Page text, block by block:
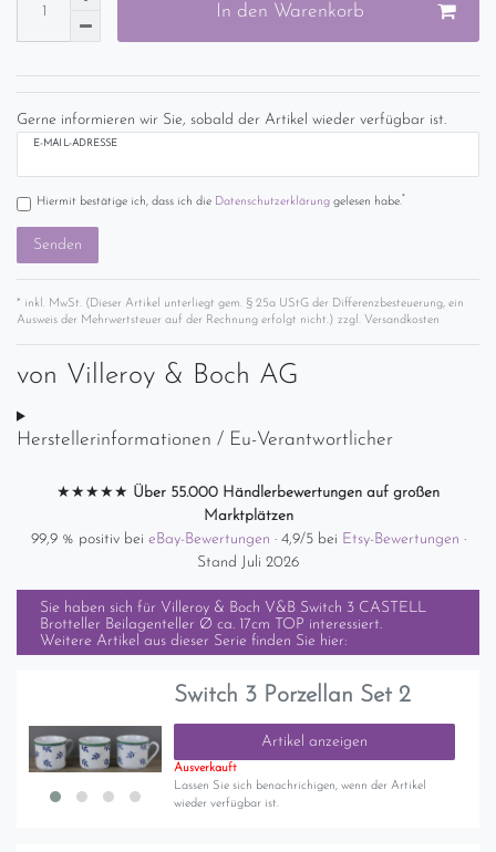
In den Warenkorb
Gerne informieren wir Sie, sobald der Artikel wieder verfügbar ist.
E-MAIL-ADRESSE
Hiermit bestätige ich, dass ich die Daten­schutz­erklärunggelesen habe.*
Senden
* inkl. MwSt. (Dieser Artikel unterliegt gem. § 25a UStG der Differenzbesteuerung, ein
Ausweis der Mehrwertsteuer auf der Rechnung erfolgt nicht.) zzgl. Versandkosten
von Villeroy & Boch AG
Herstellerinformationen / Eu-Verantwortlicher
★★★★★ Über 55.000 Händlerbewertungen auf großen
Marktplätzen
99,9 % positiv bei eBay-Bewertungen · 4,9/5 bei Etsy-Bewertungen ·
Stand Juli 2026
Sie haben sich für Villeroy & Boch V&B Switch 3 CASTELL
Brotteller Beilagenteller Ø ca. 17cm TOP interessiert.
Weitere Artikel aus dieser Serie finden Sie hier:
Switch 3 Porzellan Set 2
Artikel anzeigen
Ausverkauft
Lassen Sie sich benachrichigen, wenn der Artikel
wieder verfügbar ist.